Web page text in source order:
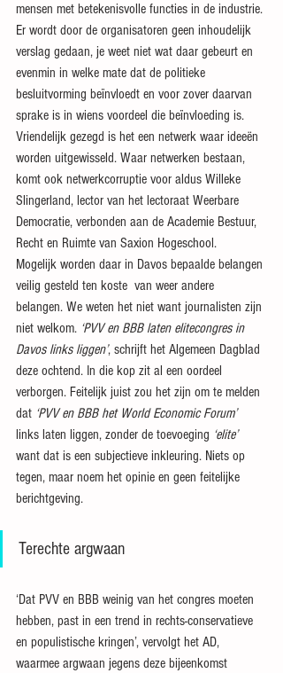
mensen met betekenisvolle functies in de industrie.
Er wordt door de organisatoren geen inhoudelijk
verslag gedaan, je weet niet wat daar gebeurt en
evenmin in welke mate dat de politieke
besluitvorming beïnvloedt en voor zover daarvan
sprake is in wiens voordeel die beïnvloeding is.
Vriendelijk gezegd is het een netwerk waar ideeën
worden uitgewisseld. Waar netwerken bestaan,
komt ook netwerkcorruptie voor aldus Willeke
Slingerland, lector van het lectoraat Weerbare
Democratie, verbonden aan de Academie Bestuur,
Recht en Ruimte van Saxion Hogeschool.
Mogelijk worden daar in Davos bepaalde belangen
veilig gesteld ten koste  van weer andere
belangen. We weten het niet want journalisten zijn
niet welkom. ‘PVV en BBB laten elitecongres in
Davos links liggen’, schrijft het Algemeen Dagblad
deze ochtend. In die kop zit al een oordeel
verborgen. Feitelijk juist zou het zijn om te melden
dat ‘PVV en BBB het World Economic Forum’
links laten liggen, zonder de toevoeging ‘elite’
want dat is een subjectieve inkleuring. Niets op
tegen, maar noem het opinie en geen feitelijke
berichtgeving.
Terechte argwaan
‘Dat PVV en BBB weinig van het congres moeten
hebben, past in een trend in rechts-conservatieve
en populistische kringen’, vervolgt het AD,
waarmee argwaan jegens deze bijeenkomst